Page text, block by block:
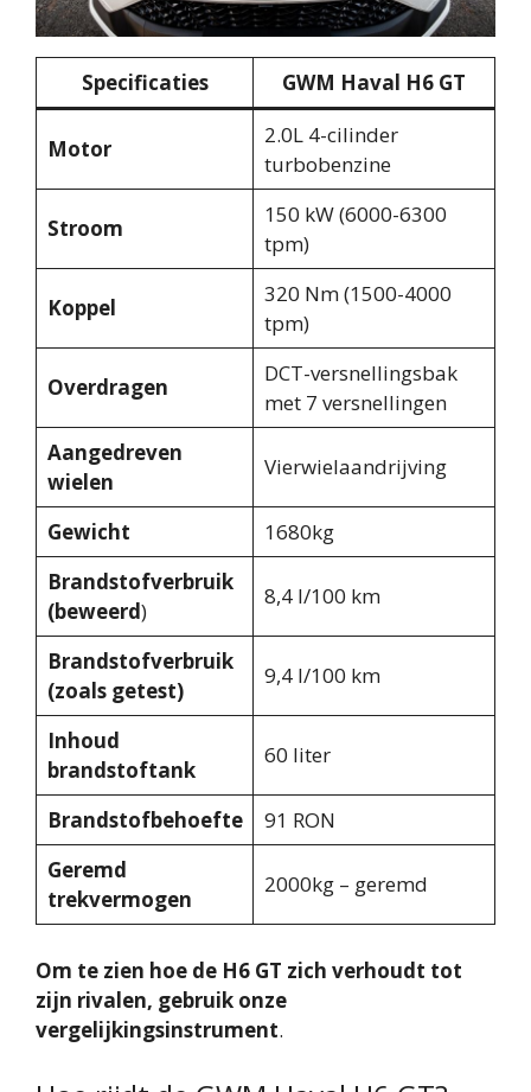
Specificaties GWM Haval H6 GT
Motor
2.0L 4-cilinder
turbobenzine
Stroom
150 kW (6000-6300
tpm)
Koppel
320 Nm (1500-4000
tpm)
Overdragen
DCT-versnellingsbak
met 7 versnellingen
Aangedreven
wielen
Vierwielaandrijving
Gewicht
1680kg
Brandstofverbruik
(beweerd)
8,4 l/100 km
Brandstofverbruik
(zoals getest)
9,4 l/100 km
Inhoud
brandstoftank
60 liter
Brandstofbehoefte
91 RON
Geremd
trekvermogen
2000kg – geremd
Om te zien hoe de H6 GT zich verhoudt tot
zijn rivalen, gebruik onze
vergelijkingsinstrument.